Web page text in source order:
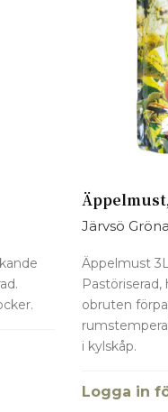
Järvsö
Äppelmust
Pastöriserad,
obruten
i kylskåp.
Logga in